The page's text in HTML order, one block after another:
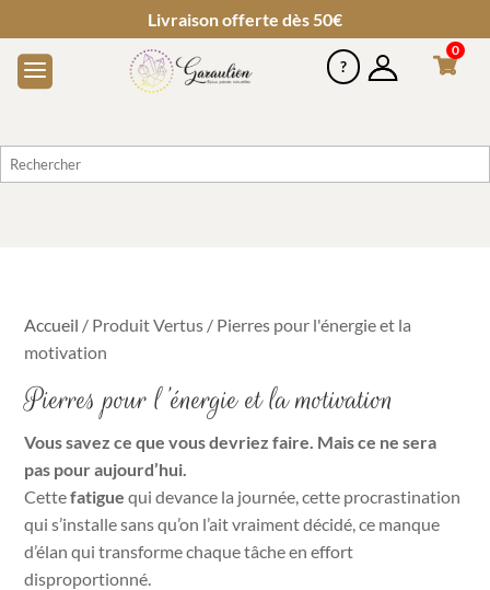
Livraison offerte dès 50€
0
Accueil / Produit Vertus / Pierres pour l'énergie et la
motivation
Pierres pour l'énergie et la motivation
Vous savez ce que vous devriez faire. Mais ce ne sera
pas pour aujourd’hui.
Cettefatigue qui devance la journée, cette procrastination
qui s’installe sans qu’on l’ait vraiment décidé, ce manque
d’élan qui transforme chaque tâche en effort
disproportionné.